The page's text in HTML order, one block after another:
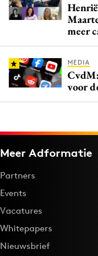
meer
MEDIA
voor
Meer Adformatie
Partners
Events
Vacatures
Whitepapers
Nieuwsbrief